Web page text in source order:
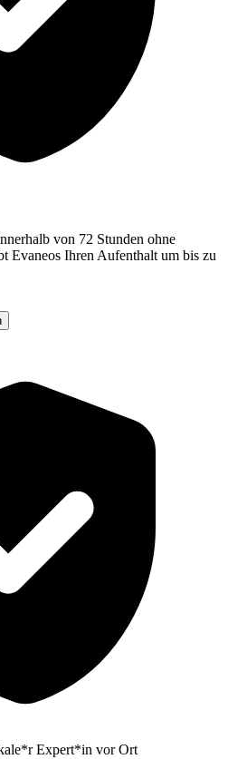
von 72 Stunden ohne
Evaneos Ihren Aufenthalt um bis zu
Expert*in vor Ort